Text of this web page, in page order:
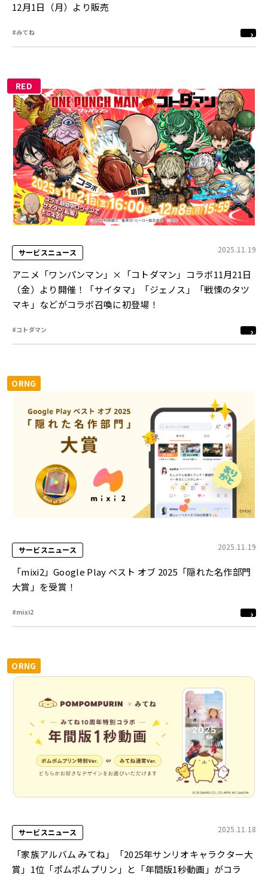
12月1日（月）より販売
#みてね
RED
サービスニュース 2025.11.19
アニメ「ワンパンマン」×「コトダマン」コラボ11月21日
（金）より開催！「サイタマ」「ジェノス」「戦慄のタツ
マキ」などがコラボ召喚に初登場！
#コトダマン
ORNG
サービスニュース 2025.11.19
「mixi2」Google Play ベスト オブ 2025「隠れた名作部門
大賞」を受賞！
#mixi2
ORNG
サービスニュース 2025.11.18
「家族アルバム みてね」「2025年サンリオキャラクター大
賞」1位「ポムポムプリン」と「年間版1秒動画」がコラ